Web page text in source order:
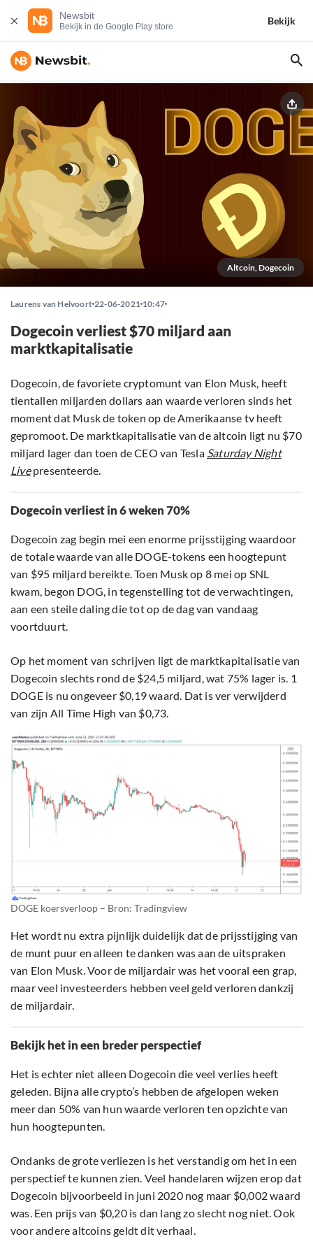
Newsbit
Bekijk in de Google Play store
Bekijk
Altcoin, Dogecoin
Laurens van Helvoort 22-06-2021 10:47
Dogecoin verliest $70 miljard aan
marktkapitalisatie
Dogecoin, de favoriete cryptomunt van Elon Musk, heeft
tientallen miljarden dollars aan waarde verloren sinds het
moment dat Musk de token op de Amerikaanse tv heeft
gepromoot. De marktkapitalisatie van de altcoin ligt nu $70
miljard lager dan toen de CEO van Tesla Saturday Night
Livepresenteerde.
Dogecoin verliest in 6 weken 70%
Dogecoin zag begin mei een enorme prijsstijging waardoor
de totale waarde van alle DOGE-tokens een hoogtepunt
van $95 miljard bereikte. Toen Musk op 8 mei op SNL
kwam, begon DOG, in tegenstelling tot de verwachtingen,
aan een steile daling die tot op de dag van vandaag
voortduurt.
Op het moment van schrijven ligt de marktkapitalisatie van
Dogecoin slechts rond de $24,5 miljard, wat 75% lager is. 1
DOGE is nu ongeveer $0,19 waard. Dat is ver verwijderd
van zijn All Time High van $0,73.
DOGE koersverloop – Bron: Tradingview
Het wordt nu extra pijnlijk duidelijk dat de prijsstijging van
de munt puur en alleen te danken was aan de uitspraken
van Elon Musk. Voor de miljardair was het vooral een grap,
maar veel investeerders hebben veel geld verloren dankzij
de miljardair.
Bekijk het in een breder perspectief
Het is echter niet alleen Dogecoin die veel verlies heeft
geleden. Bijna alle crypto’s hebben de afgelopen weken
meer dan 50% van hun waarde verloren ten opzichte van
hun hoogtepunten.
Ondanks de grote verliezen is het verstandig om het in een
perspectief te kunnen zien. Veel handelaren wijzen erop dat
Dogecoin bijvoorbeeld in juni 2020 nog maar $0,002 waard
was. Een prijs van $0,20 is dan lang zo slecht nog niet. Ook
voor andere altcoins geldt dit verhaal.